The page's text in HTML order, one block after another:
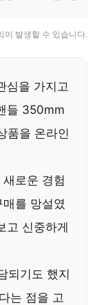
이 발생할 수 있습니다.
심을 가지고
들 350mm
품을 온라인
로운 경험
를 망설였
고 신중하게
되기도 했지
는 점을 고